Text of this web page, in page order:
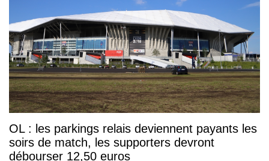
OL : les parkings relais deviennent payants les
soirs de match, les supporters devront
débourser 12,50 euros